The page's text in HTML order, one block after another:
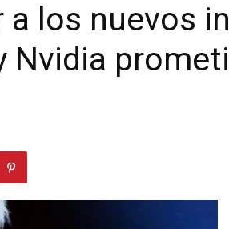
los nuevos
Nvidia